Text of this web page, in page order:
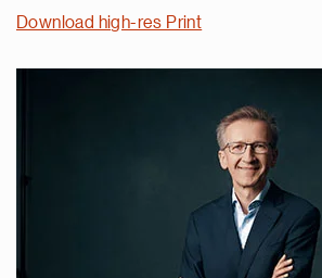
Download high-res Print